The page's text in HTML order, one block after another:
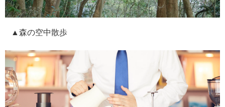
▲森の空中散歩